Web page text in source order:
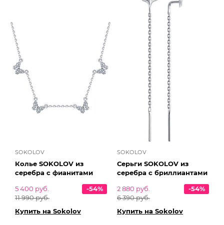
SOKOLOV
Колье SOKOLOV из
серебра с фианитами
5 400 руб.
11 990 руб.
-54%
Купить на Sokolov
SOKOLOV
Серьги SOKOLOV из
серебра с бриллиантами
2 880 руб.
6 390 руб.
-54%
Купить на Sokolov